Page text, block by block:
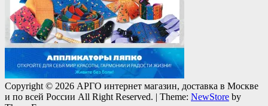
Copyright © 2026 АРГО интернет магазин, доставка в Москве
и по всей России All Right Reserved. | Theme: NewStore by